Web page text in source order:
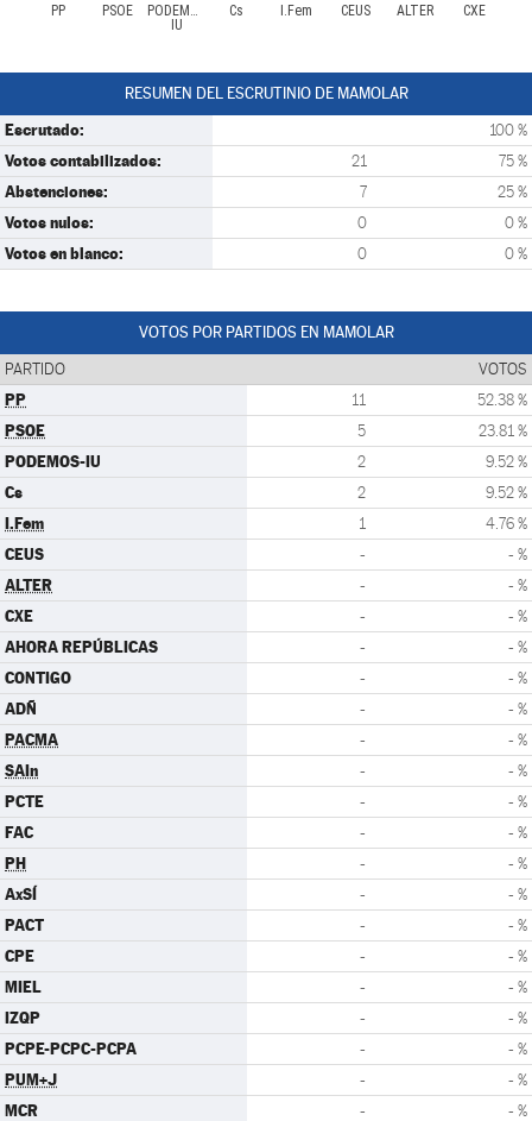
PP PSOE
PODEMOS-
IU
Cs I.Fem CEUS ALTER CXE
RESUMEN DEL ESCRUTINIO DE MAMOLAR
Escrutado: 100 %
Votos contabilizados: 21 75 %
Abstenciones: 7 25 %
Votos nulos: 0 0 %
Votos en blanco: 0 0 %
VOTOS POR PARTIDOS EN MAMOLAR
PARTIDO VOTOS
PP 11 52.38 %
PSOE 5 23.81 %
PODEMOS-IU 2 9.52 %
Cs 2 9.52 %
I.Fem 1 4.76 %
CEUS - - %
ALTER - - %
CXE - - %
AHORA REPÚBLICAS - - %
CONTIGO - - %
ADÑ - - %
PACMA - - %
SAIn - - %
PCTE - - %
FAC - - %
PH - - %
AxSÍ - - %
PACT - - %
CPE - - %
MIEL - - %
IZQP - - %
PCPE-PCPC-PCPA - - %
PUM+J - - %
MCR - - %